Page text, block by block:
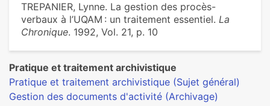
TREPANIER, Lynne. La gestion des procès-
verbaux à l’UQAM : un traitement essentiel. La
Chronique. 1992, Vol. 21, p. 10
Pratique et traitement archivistique
Pratique et traitement archivistique (Sujet général)
Gestion des documents d'activité (Archivage)